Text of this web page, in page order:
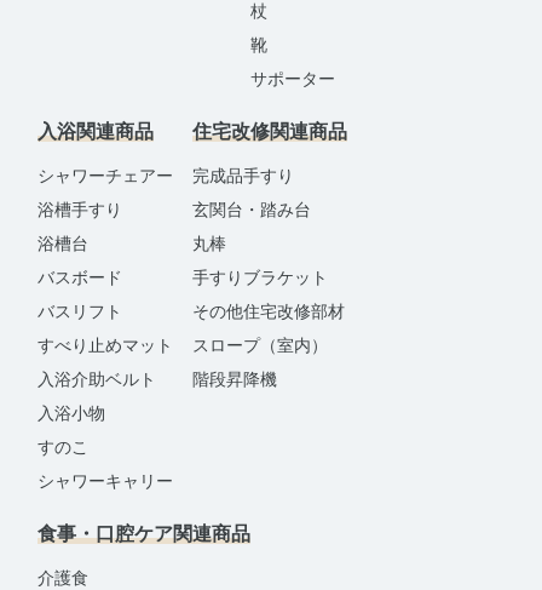
杖
靴
サポーター
入浴関連商品
シャワーチェアー
浴槽手すり
浴槽台
バスボード
バスリフト
すべり止めマット
入浴介助ベルト
入浴小物
すのこ
シャワーキャリー
住宅改修関連商品
完成品手すり
玄関台・踏み台
丸棒
手すりブラケット
その他住宅改修部材
スロープ（室内）
階段昇降機
食事・口腔ケア関連商品
介護食